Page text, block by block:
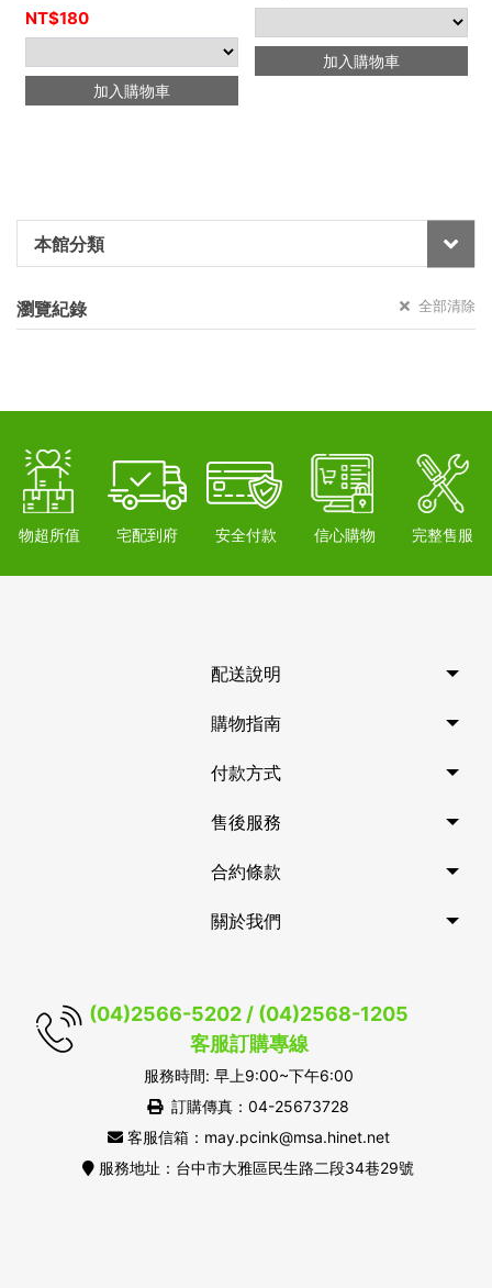
本館分類
瀏覽紀錄 全部清除
NT$180
加入購物車
加入購物車
物超所值 宅配到府 安全付款 信心購物 完整售服
配送說明
購物指南
付款方式
售後服務
合約條款
關於我們
(04)2566-5202 / (04)2568-1205
客服訂購專線
服務時間: 早上9:00~下午6:00
訂購傳真：04-25673728
客服信箱：may.pcink@msa.hinet.net
服務地址：台中市大雅區民生路二段34巷29號